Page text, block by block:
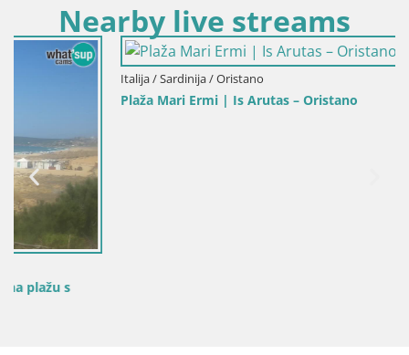
Nearby live streams
Italija / Sardinija / Oristano
Plaža Mari Ermi | Is Arutas – Oristano